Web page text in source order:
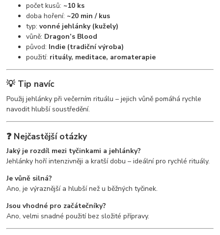
počet kusů: ~10 ks
doba hoření: ~20 min / kus
typ:vonné jehlánky (kužely)
vůně: Dragon’s Blood
původ: Indie (tradiční výroba)
použití: rituály, meditace, aromaterapie
💡 Tip navíc
Použij jehlánky při večerním rituálu – jejich vůně pomáhá rychle
navodit hlubší soustředění.
❓ Nejčastější otázky
Jaký je rozdíl mezi tyčinkami a jehlánky?
Jehlánky hoří intenzivněji a kratší dobu – ideální pro rychlé rituály.
Je vůně silná?
Ano, je výraznější a hlubší než u běžných tyčinek.
Jsou vhodné pro začátečníky?
Ano, velmi snadné použití bez složité přípravy.